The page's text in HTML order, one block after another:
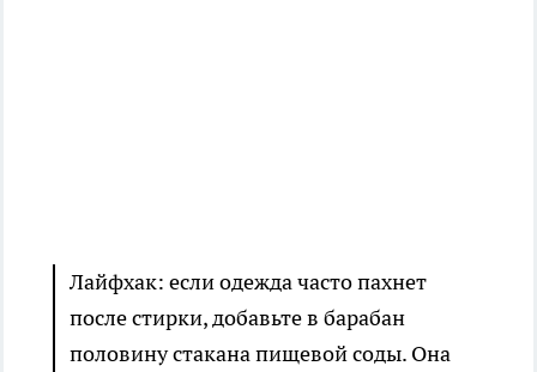
Лайфхак: если одежда часто пахнет
после стирки, добавьте в барабан
половину стакана пищевой соды. Она